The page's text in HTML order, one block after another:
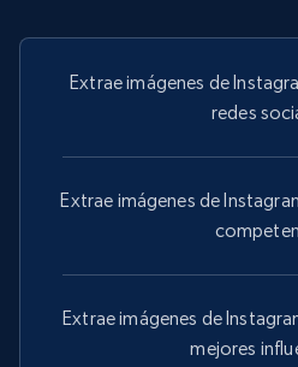
8.1K+ 716+
Youtube - Videos posts -
URL, Title, Youtuber,
Video length, Likes, Views,
8.1K+ 716+
Extrae imágenes de
redes
Extrae imágenes de
Extrae imágenes de
mejores